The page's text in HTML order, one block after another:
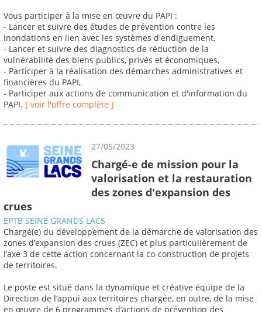
Vous participer à la mise en œuvre du PAPI :
- Lancer et suivre des études de prévention contre les
inondations en lien avec les systèmes d'endiguement,
- Lancer et suivre des diagnostics de réduction de la
vulnérabilité des biens publics, privés et économiques,
- Participer à la réalisation des démarches administratives et
financières du PAPI,
- Participer aux actions de communication et d'information du
PAPI. [ voir l'offre complète ]
27/05/2023
Chargé-e de mission pour la
valorisation et la restauration
des zones d'expansion des
crues
EPTB SEINE GRANDS LACS
Chargé(e) du développement de la démarche de valorisation des
zones d’expansion des crues (ZEC) et plus particulièrement de
l’axe 3 de cette action concernant la co-construction de projets
de territoires.
Le poste est situé dans la dynamique et créative équipe de la
Direction de l’appui aux territoires chargée, en outre, de la mise
en œuvre de 6 programmes d’actions de prévention des